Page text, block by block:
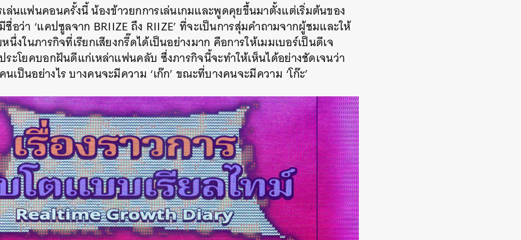
เล่นแฟนคอนครั้งนี้ น้องข้าวยกการเล่นเกมและพูดคุยขึ้นมาตั้งแต่เริ่มต้นของ
อว่า ‘แคปซูลจาก BRIIZE ถึง RIIZE’ ที่จะเป็นการสุ่มคำถามจากผู้ชมและให้
นึ่งในภารกิจที่เรียกเสียงกรี๊ดได้เป็นอย่างมาก คือการให้เมมเบอร์เป็นดีเจ
ระโยคบอกฝันดีแก่เหล่าแฟนคลับ ซึ่งภารกิจนี้จะทำให้เห็นได้อย่างชัดเจนว่า
เป็นอย่างไร บางคนจะมีความ ‘เก๊ก’ ขณะที่บางคนจะมีความ ‘โก๊ะ’